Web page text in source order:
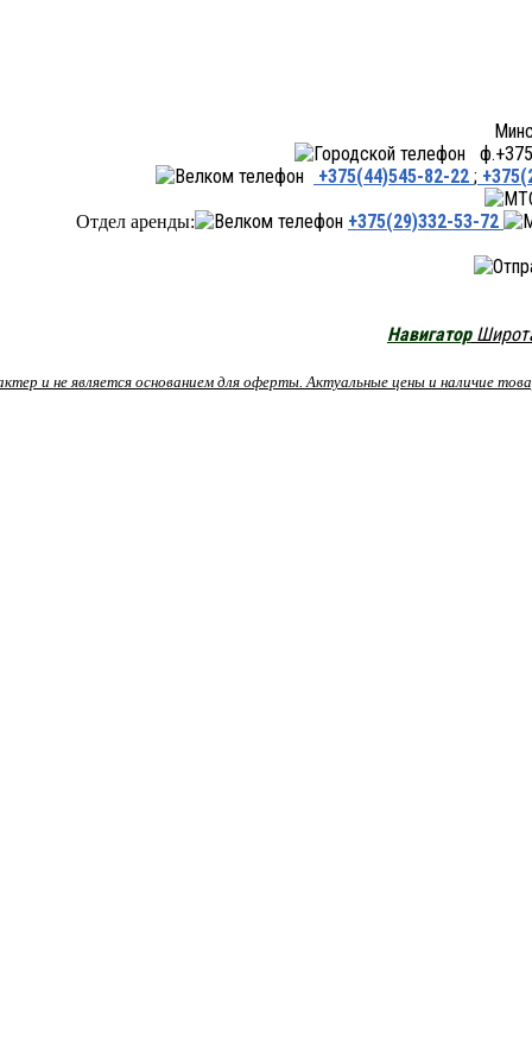
Минск ул.Переходная
+375(44)545-82-22 ;
Отдел аренды: +375(29)332-53-72
Навигатор
и не является основанием для оферты. Актуальные цены и наличие